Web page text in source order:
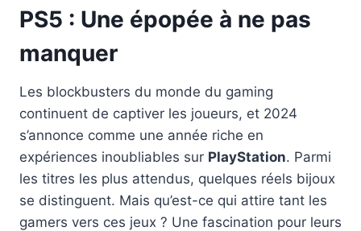
PS5 : Une épopée à ne pas
manquer
Les blockbusters du monde du gaming
continuent de captiver les joueurs, et 2024
s’annonce comme une année riche en
expériences inoubliables sur PlayStation. Parmi
les titres les plus attendus, quelques réels bijoux
se distinguent. Mais qu’est-ce qui attire tant les
gamers vers ces jeux ? Une fascination pour leurs